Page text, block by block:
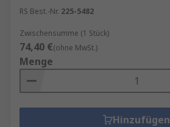
RS Best.-Nr. 225-5482
Zwischensumme (1 Stück)
74,40 €(ohne MwSt.)
Menge
Hinzufügen